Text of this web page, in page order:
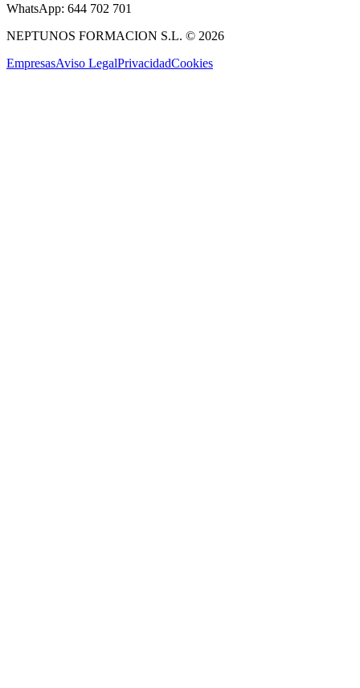
WhatsApp: 644 702 701
NEPTUNOS FORMACION S.L. © 2026
EmpresasAviso LegalPrivacidadCookies